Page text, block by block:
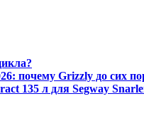
почему Grizzly до сих
135 л для Segway